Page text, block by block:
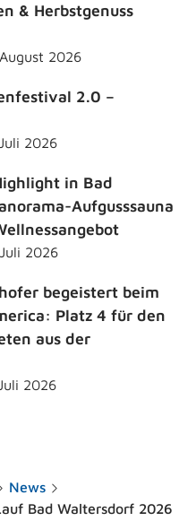
& Herbstgenuss
2026
2.0 –
2026
in Bad
Aufgusssauna
2026
begeistert beim
Platz 4 für den
aus der
2026
News
Bad Waltersdorf 2026